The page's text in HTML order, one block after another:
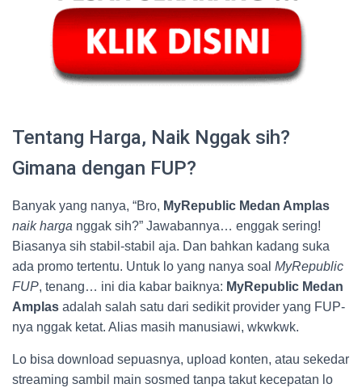
Tentang Harga, Naik Nggak sih?
Gimana dengan FUP?
Banyak yang nanya, “Bro, MyRepublic Medan Amplas
naik harga nggak sih?” Jawabannya… enggak sering!
Biasanya sih stabil-stabil aja. Dan bahkan kadang suka
ada promo tertentu. Untuk lo yang nanya soal MyRepublic
FUP, tenang… ini dia kabar baiknya: MyRepublic Medan
Amplas adalah salah satu dari sedikit provider yang FUP-
nya nggak ketat. Alias masih manusiawi, wkwkwk.
Lo bisa download sepuasnya, upload konten, atau sekedar
streaming sambil main sosmed tanpa takut kecepatan lo